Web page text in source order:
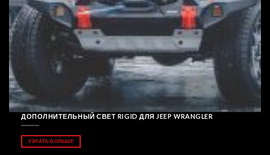
ДОПОЛНИТЕЛЬНЫЙ СВЕТ RIGID ДЛЯ JEEP WRANGLER
УЗНАТЬ БОЛЬШЕ